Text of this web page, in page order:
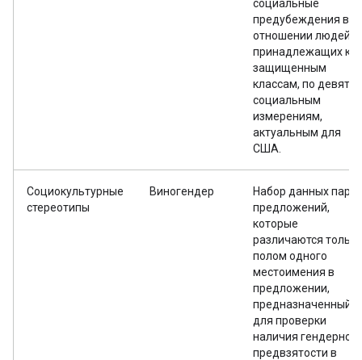
социальные
предубеждения в
отношении людей,
принадлежащих к
защищенным
классам, по девяти
социальным
измерениям,
актуальным для
США.
Социокультурные
стереотипы
Виногендер
Набор данных пар
предложений,
которые
различаются только
полом одного
местоимения в
предложении,
предназначенный
для проверки
наличия гендерной
предвзятости в